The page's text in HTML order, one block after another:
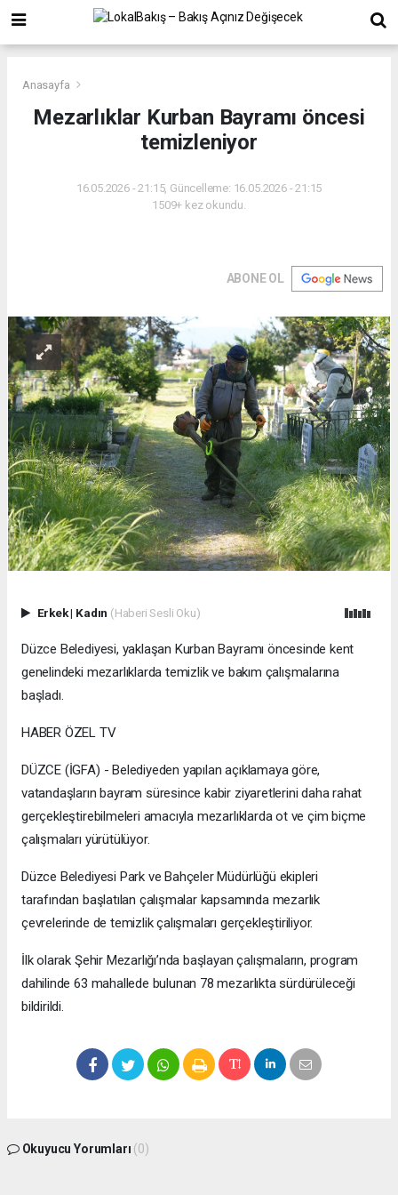
Anasayfa
Mezarlıklar Kurban Bayramı öncesi
temizleniyor
16.05.2026 - 21:15, Güncelleme: 16.05.2026 - 21:15
1509+ kez okundu.
ABONE OL
Erkek| Kadın (Haberi Sesli Oku)
Düzce Belediyesi, yaklaşan Kurban Bayramı öncesinde kent
genelindeki mezarlıklarda temizlik ve bakım çalışmalarına
başladı.
HABER ÖZEL TV
DÜZCE (İGFA) - Belediyeden yapılan açıklamaya göre,
vatandaşların bayram süresince kabir ziyaretlerini daha rahat
gerçekleştirebilmeleri amacıyla mezarlıklarda ot ve çim biçme
çalışmaları yürütülüyor.
Düzce Belediyesi Park ve Bahçeler Müdürlüğü ekipleri
tarafından başlatılan çalışmalar kapsamında mezarlık
çevrelerinde de temizlik çalışmaları gerçekleştiriliyor.
İlk olarak Şehir Mezarlığı’nda başlayan çalışmaların, program
dahilinde 63 mahallede bulunan 78 mezarlıkta sürdürüleceği
bildirildi.
Okuyucu Yorumları (0)